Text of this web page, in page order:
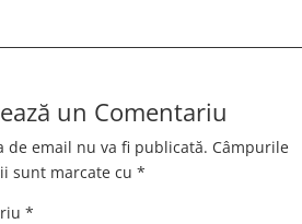
un Comentariu
de email nu va fi publicată. Câmpurile
sunt marcate cu *
*